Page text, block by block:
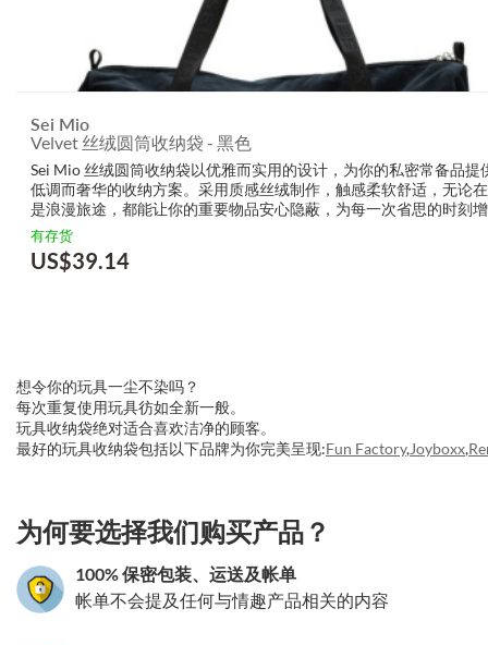
Sei Mio
Velvet 丝绒圆筒收纳袋 - 黑色
Sei Mio 丝绒圆筒收纳袋以优雅而实用的设计，为你的私密常备品提
低调而奢华的收纳方案。采用质感丝绒制作，触感柔软舒适，无论
是浪漫旅途，都能让你的重要物品安心隐蔽，为每一次省思的时刻
神秘感。其简约的外观更能完美融入任何场所，让每一次携带都弥
的气息。 为什...
有存货
US$39.14
想令你的玩具一尘不染吗？
每次重复使用玩具彷如全新一般。
玩具收纳袋绝对适合喜欢洁净的顾客。
最好的玩具收纳袋包括以下品牌为你完美呈现:Fun Factory,Joyboxx,
为何要选择我们购买产品？
100% 保密包装、运送及帐单
帐单不会提及任何与情趣产品相关的内容